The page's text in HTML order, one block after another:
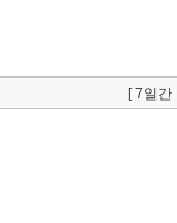
[ 7일간